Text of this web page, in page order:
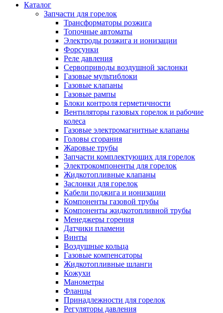
Каталог
Запчасти для горелок
Трансформаторы розжига
Топочные автоматы
Электроды розжига и ионизации
Форсунки
Реле давления
Сервоприводы воздушной заслонки
Газовые мультиблоки
Газовые клапаны
Газовые рампы
Блоки контроля герметичности
Вентиляторы газовых горелок и рабочие
колеса
Газовые электромагнитные клапаны
Головы сгорания
Жаровые трубы
Запчасти комплектующих для горелок
Электрокомпоненты для горелок
Жидкотопливные клапаны
Заслонки для горелок
Кабели поджига и ионизации
Компоненты газовой трубы
Компоненты жидкотопливной трубы
Менеджеры горения
Датчики пламени
Винты
Воздушные кольца
Газовые компенсаторы
Жидкотопливные шланги
Кожухи
Манометры
Фланцы
Принадлежности для горелок
Регуляторы давления